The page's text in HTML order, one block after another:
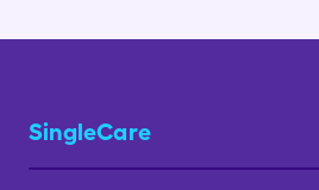
SingleCare